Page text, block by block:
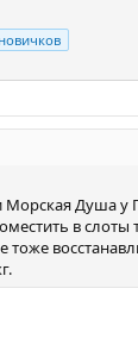
Душа у
в слоты